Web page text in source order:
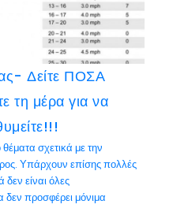
Δείτε ΠΟΣΑ
τη μέρα για να
σχετικά με την
Υπάρχουν επίσης πολλές
δεν είναι όλες
δεν προσφέρει μόνιμα